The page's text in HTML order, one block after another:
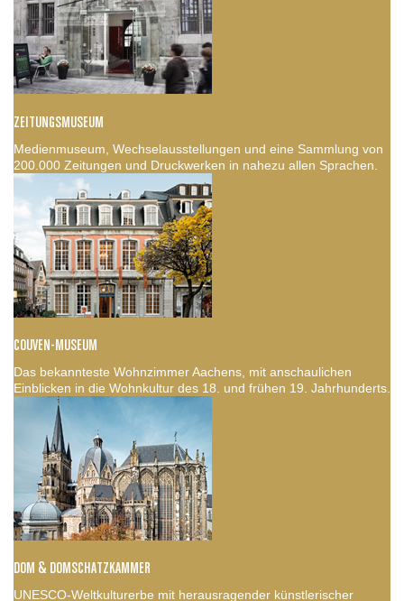
ZEITUNGSMUSEUM
Medienmuseum, Wechselausstellungen und eine Sammlung von
200.000 Zeitungen und Druckwerken in nahezu allen Sprachen.
COUVEN-MUSEUM
Das bekannteste Wohnzimmer Aachens, mit anschaulichen
Einblicken in die Wohnkultur des 18. und frühen 19. Jahrhunderts.
DOM & DOMSCHATZKAMMER
UNESCO-Weltkulturerbe mit herausragender künstlerischer